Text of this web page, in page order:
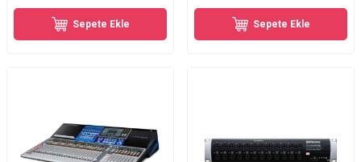
Sepete Ekle Sepete Ekle